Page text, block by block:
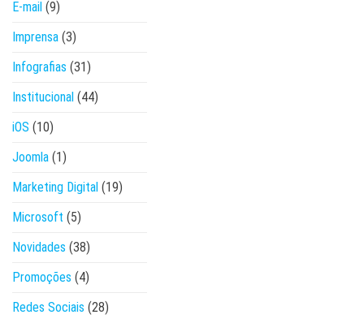
E-mail (9)
Imprensa (3)
Infografias (31)
Institucional (44)
iOS (10)
Joomla (1)
Marketing Digital (19)
Microsoft (5)
Novidades (38)
Promoções (4)
Redes Sociais (28)